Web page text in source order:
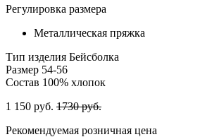
Регулировка размера
Металлическая пряжка
Тип изделия Бейсболка
Размер 54-56
Состав 100% хлопок
1 150 руб. 1730 руб.
Рекомендуемая розничная цена